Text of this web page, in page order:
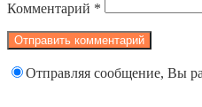
Комментарий *
Отправляя сообщение, Вы